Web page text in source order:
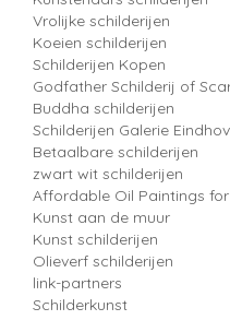
Vrolijke schilderijen
Koeien schilderijen
Schilderijen Kopen
Godfather Schilderij of
Buddha schilderijen
Schilderijen Galerie
Betaalbare schilderijen
zwart wit schilderijen
Affordable Oil Paintings
Kunst aan de muur
Kunst schilderijen
Olieverf schilderijen
link-partners
Schilderkunst